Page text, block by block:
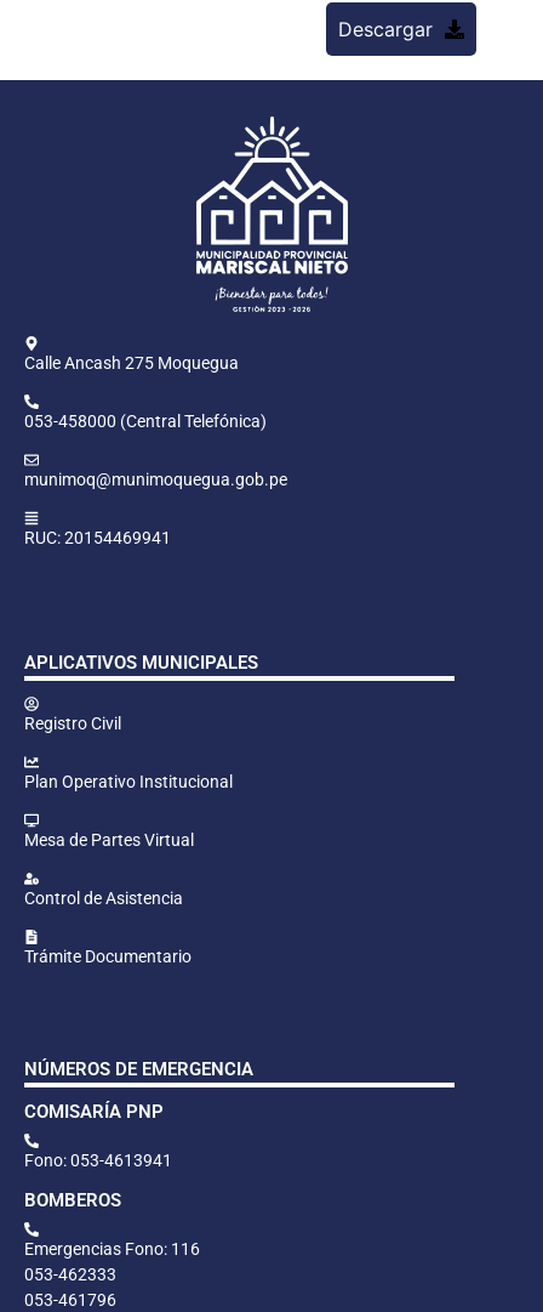
Descargar
Calle Ancash 275 Moquegua
053-458000 (Central Telefónica)
munimoq@munimoquegua.gob.pe
RUC: 20154469941
APLICATIVOS MUNICIPALES
Registro Civil
Plan Operativo Institucional
Mesa de Partes Virtual
Control de Asistencia
Trámite Documentario
NÚMEROS DE EMERGENCIA
COMISARÍA PNP
Fono: 053-4613941
BOMBEROS
Emergencias Fono: 116
053-462333
053-461796